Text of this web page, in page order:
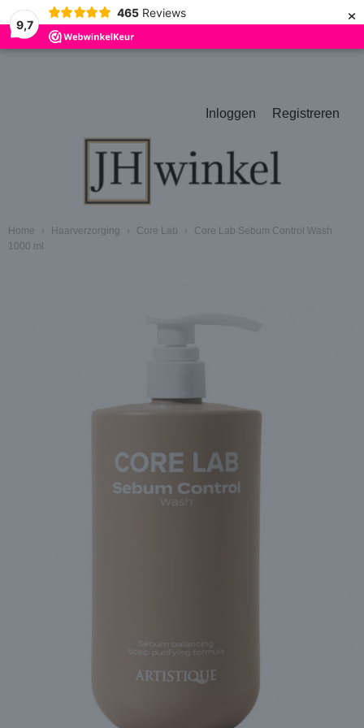
9,7
465 Reviews ×
Inloggen Registreren
Home › Haarverzorging › Core Lab ›
Core Lab Sebum Control Wash
1000 ml